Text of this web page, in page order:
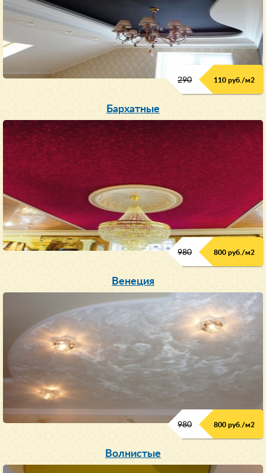
290 110 руб./м2
Бархатные
980 800 руб./м2
Венеция
980 800 руб./м2
Волнистые